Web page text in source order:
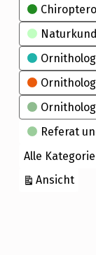
Referat
Alle
Ansicht